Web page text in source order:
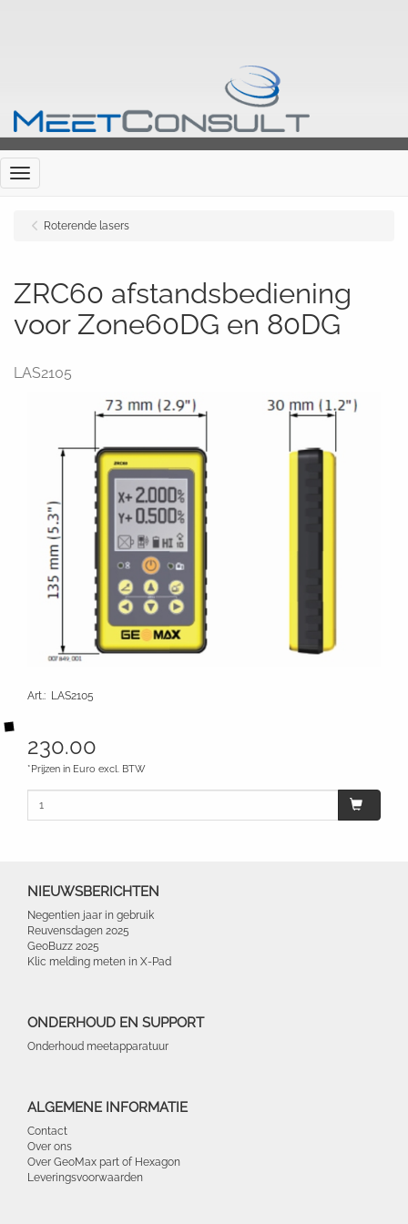
Menu
Roterende lasers
ZRC60 afstandsbediening
voor Zone60DG en 80DG
LAS2105
Art.: LAS2105
230.00
*Prijzen in Euro excl. BTW
NIEUWSBERICHTEN
Negentien jaar in gebruik
Reuvensdagen 2025
GeoBuzz 2025
Klic melding meten in X-Pad
ONDERHOUD EN SUPPORT
Onderhoud meetapparatuur
ALGEMENE INFORMATIE
Contact
Over ons
Over GeoMax part of Hexagon
Leveringsvoorwaarden